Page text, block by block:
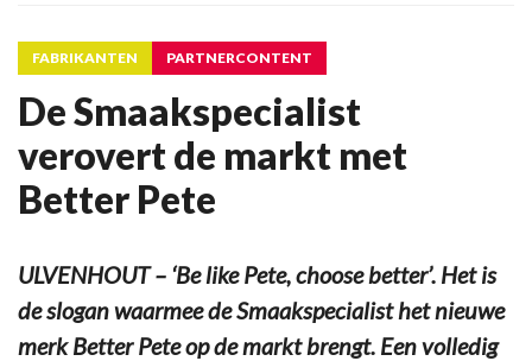
FABRIKANTEN PARTNERCONTENT
De Smaakspecialist
verovert de markt met
Better Pete
ULVENHOUT – ‘Be like Pete, choose better’. Het is
de slogan waarmee de Smaakspecialist het nieuwe
merk Better Pete op de markt brengt. Een volledig